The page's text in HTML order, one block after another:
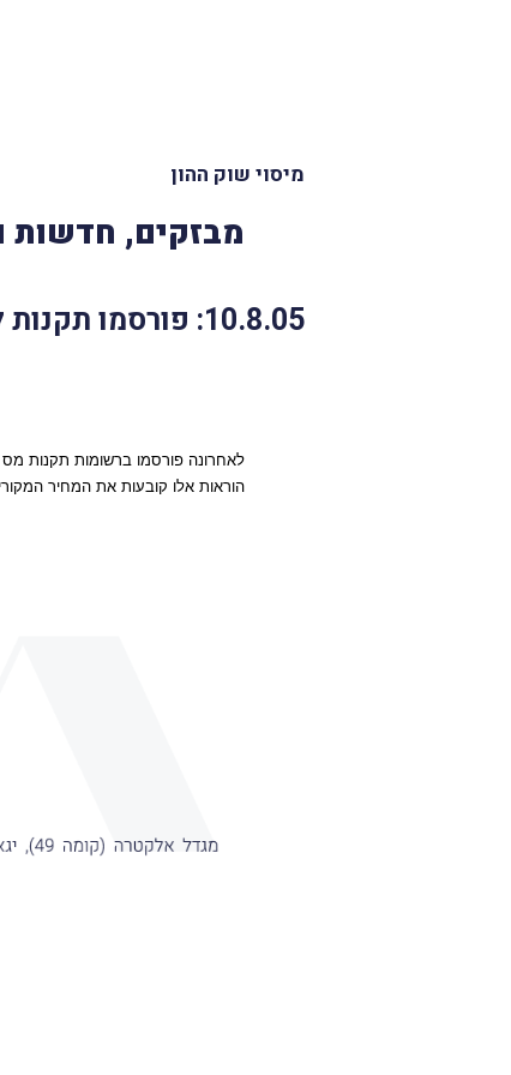
מיסוי שוק ההון
מבזקים, חדשות
10.8.05: פורסמו תקנות לעניין סעיף 6(ט)(3) לחוק התיאומים
לאחרונה פורסמו ברשומות תקנות מס
הוראות אלו קובעות את המחיר